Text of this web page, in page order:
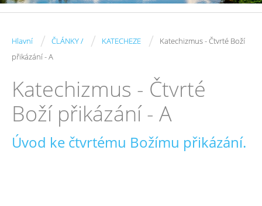
Hlavní / ČLÁNKY / / KATECHEZE /
Katechizmus - Čtvrté Boží
přikázání - A
Katechizmus - Čtvrté
Boží přikázání - A
Úvod ke čtvrtému Božímu přikázání.